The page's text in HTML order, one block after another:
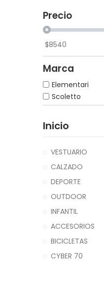
Precio
$8540
Marca
Elementari
Scoletto
Inicio
VESTUARIO
CALZADO
DEPORTE
OUTDOOR
INFANTIL
ACCESORIOS
BICICLETAS
CYBER 70